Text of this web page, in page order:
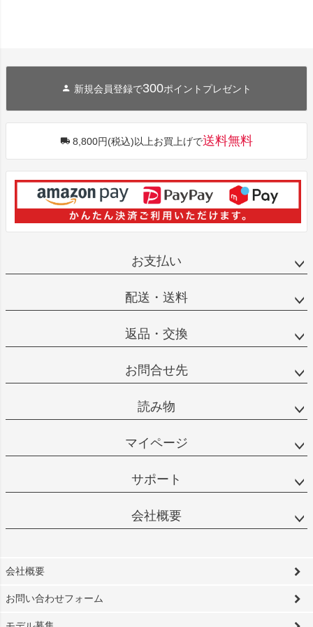
新規会員登録で300ポイントプレゼント
8,800円(税込)以上お買上げで送料無料
お支払い
配送・送料
返品・交換
お問合せ先
読み物
マイページ
サポート
会社概要
会社概要
お問い合わせフォーム